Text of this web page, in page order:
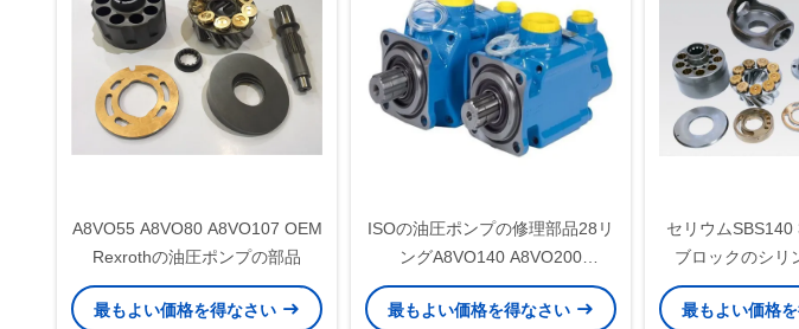
A8VO55 A8VO80 A8VO107 OEM
Rexrothの油圧ポンプの部品
最もよい価格を得なさい
ISOの油圧ポンプの修理部品28リ
ングA8VO140 A8VO200
A8VO250 Duarble
最もよい価格を得なさい
セリウムSBS140
ブロックのシリ
最もよい価格